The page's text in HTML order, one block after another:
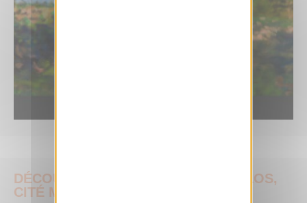
DÉCOUVREZ L’EXPOSITION « BYBLOS,
CITÉ MILLÉNAIRE DU LIBAN »